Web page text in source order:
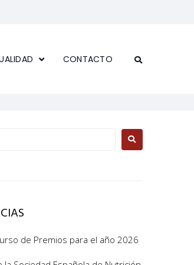
CONTACTO
de Premios para el año 2026